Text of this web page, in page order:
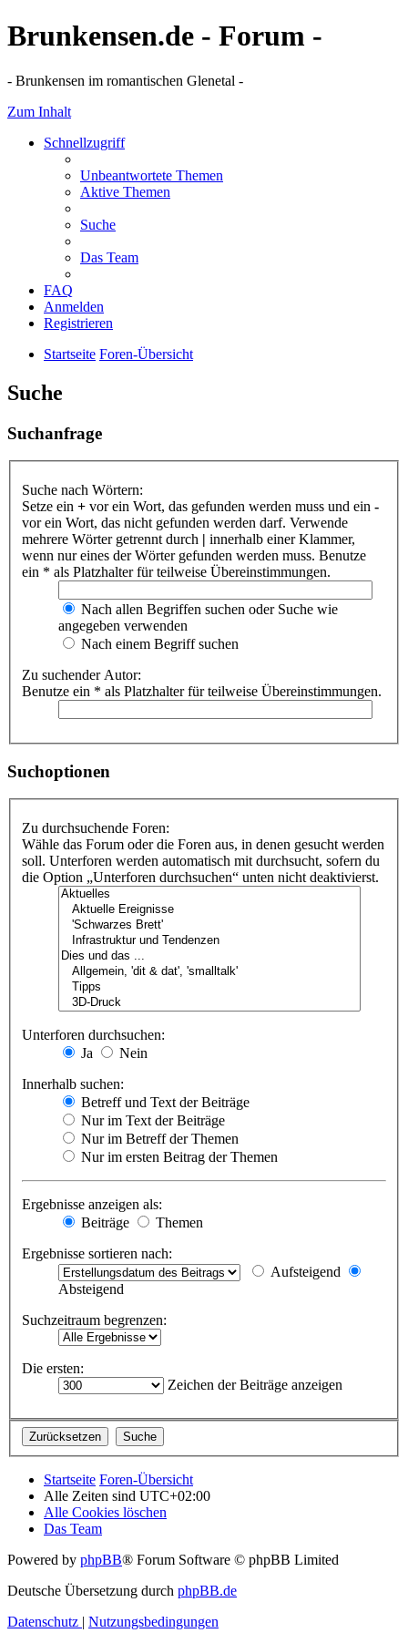
Brunkensen.de - Forum -
- Brunkensen im romantischen Glenetal -
Zum Inhalt
Schnellzugriff
Unbeantwortete Themen
Aktive Themen
Suche
Das Team
FAQ
Anmelden
Registrieren
Startseite Foren-Übersicht
Suche
Suchanfrage
Suche nach Wörtern:
Setze ein + vor ein Wort, das gefunden werden muss und ein -
vor ein Wort, das nicht gefunden werden darf. Verwende
mehrere Wörter getrennt durch | innerhalb einer Klammer,
wenn nur eines der Wörter gefunden werden muss. Benutze
ein * als Platzhalter für teilweise Übereinstimmungen.
Nach allen Begriffen suchen oder Suche wie
angegeben verwenden
Nach einem Begriff suchen
Zu suchender Autor:
Benutze ein * als Platzhalter für teilweise Übereinstimmungen.
Suchoptionen
Zu durchsuchende Foren:
Wähle das Forum oder die Foren aus, in denen gesucht werden
soll. Unterforen werden automatisch mit durchsucht, sofern du
die Option „Unterforen durchsuchen“ unten nicht deaktivierst.
Unterforen durchsuchen:
Ja
Nein
Innerhalb suchen:
Betreff und Text der Beiträge
Nur im Text der Beiträge
Nur im Betreff der Themen
Nur im ersten Beitrag der Themen
Ergebnisse anzeigen als:
Beiträge
Themen
Ergebnisse sortieren nach:
Aufsteigend
Absteigend
Suchzeitraum begrenzen:
Die ersten:
Zeichen der Beiträge anzeigen
Startseite Foren-Übersicht
Alle Zeiten sind UTC+02:00
Alle Cookies löschen
Das Team
Powered by phpBB® Forum Software © phpBB Limited
Deutsche Übersetzung durch phpBB.de
Datenschutz | Nutzungsbedingungen